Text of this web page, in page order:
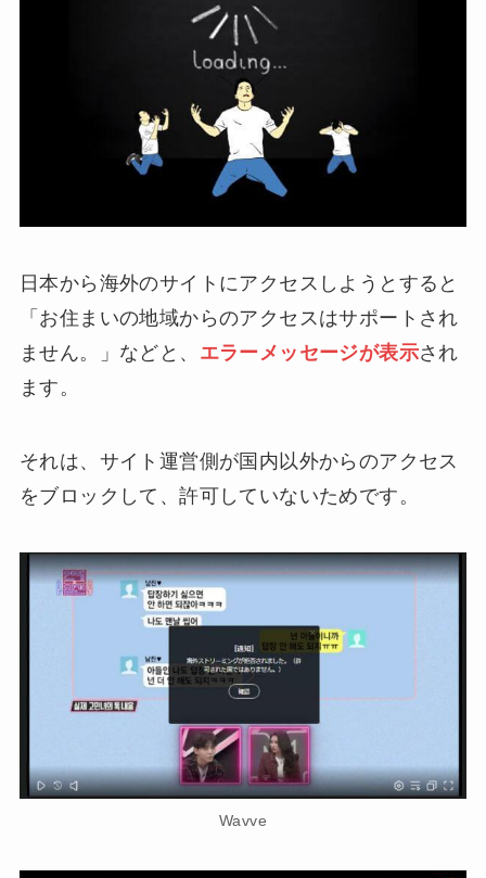
日本から海外のサイトにアクセスしようとすると
「お住まいの地域からのアクセスはサポートされ
ません。」などと、 エラーメッセージが表示され
ます。
それは、サイト運営側が国内以外からのアクセス
をブロックして、許可していないためです。
Wavve